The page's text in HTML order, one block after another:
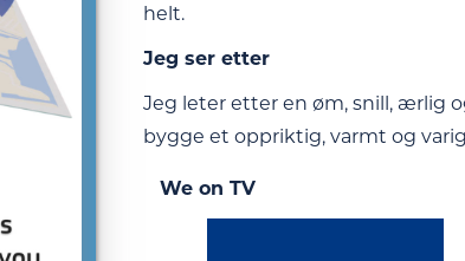
helt.
Jeg ser etter
Jeg leter etter en øm, snill, ærlig
bygge et oppriktig, varmt og
We on TV